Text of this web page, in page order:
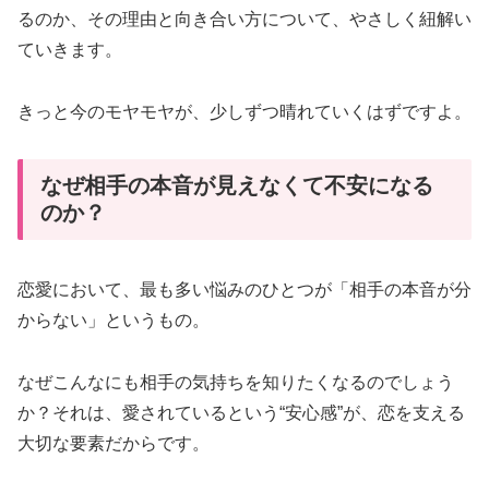
るのか、その理由と向き合い方について、やさしく紐解い
ていきます。
きっと今のモヤモヤが、少しずつ晴れていくはずですよ。
なぜ相手の本音が見えなくて不安になる
のか？
恋愛において、最も多い悩みのひとつが「相手の本音が分
からない」というもの。
なぜこんなにも相手の気持ちを知りたくなるのでしょう
か？それは、愛されているという“安心感”が、恋を支える
大切な要素だからです。